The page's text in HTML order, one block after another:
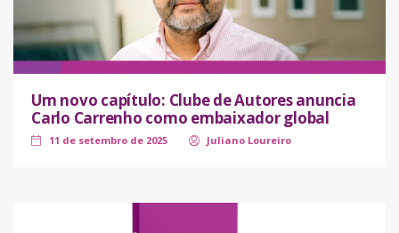
Um novo capítulo: Clube de Autores anuncia
Carlo Carrenho como embaixador global
11 de setembro de 2025 Juliano Loureiro